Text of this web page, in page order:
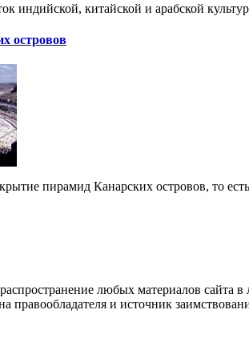
индийской, китайской и арабской
островов
пирамид Канарских островов, то
любых материалов сайта
правообладателя и источник